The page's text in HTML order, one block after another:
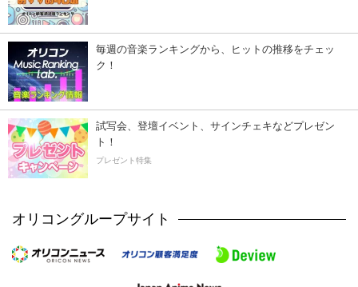
毎週の音楽ランキングから、ヒットの推移をチェッ
ク！
試写会、登壇イベント、サインチェキなどプレゼン
ト！
プレゼント特集
オリコングループサイト